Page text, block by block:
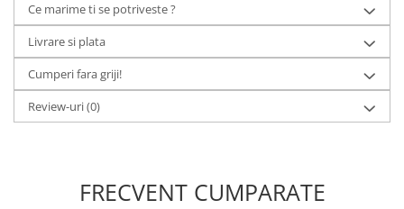
Ce marime ti se potriveste ?
Livrare si plata
Cumperi fara griji!
Review-uri(0)
FRECVENT CUMPARATE